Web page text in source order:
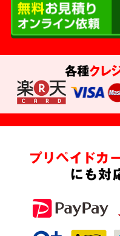
各種クレ
プリペイドカ
にも対